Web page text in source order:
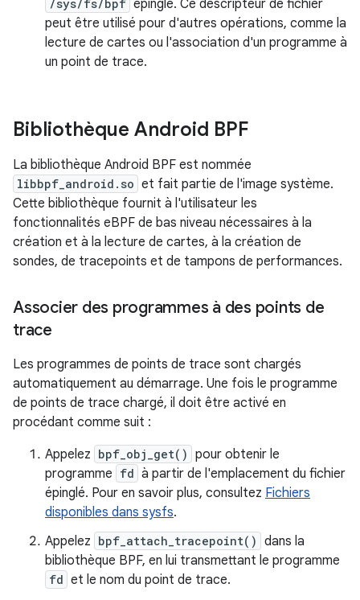
/sys/fs/bpf épinglé. Ce descripteur de fichier
peut être utilisé pour d'autres opérations, comme la
lecture de cartes ou l'association d'un programme à
un point de trace.
Bibliothèque Android BPF
La bibliothèque Android BPF est nommée
libbpf_android.so et fait partie de l'image système.
Cette bibliothèque fournit à l'utilisateur les
fonctionnalités eBPF de bas niveau nécessaires à la
création et à la lecture de cartes, à la création de
sondes, de tracepoints et de tampons de performances.
Associer des programmes à des points de
trace
Les programmes de points de trace sont chargés
automatiquement au démarrage. Une fois le programme
de points de trace chargé, il doit être activé en
procédant comme suit :
Appelez bpf_obj_get() pour obtenir le
programme fd à partir de l'emplacement du fichier
épinglé. Pour en savoir plus, consultez Fichiers
disponibles dans sysfs.
Appelez bpf_attach_tracepoint() dans la
bibliothèque BPF, en lui transmettant le programme
fd et le nom du point de trace.